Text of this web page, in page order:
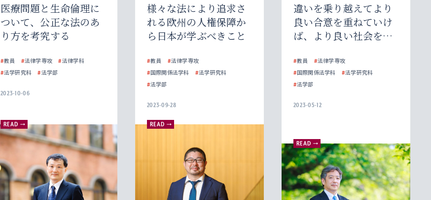
医療問題と生命倫理に
ついて、公正な法のあ
り方を考究する
#教員 #法律学専攻 #法律学科
#法学研究科 #法学部
2023-10-06
READ
様々な法により追求さ
れる欧州の人権保障か
ら日本が学ぶべきこと
#教員 #法律学専攻
#国際関係法学科 #法学研究科
#法学部
2023-09-28
READ
違いを乗り越えてより
良い合意を重ねていけ
ば、より良い社会を実
#教員 #法律学専攻
#国際関係法学科 #法学研究科
#法学部
2023-05-12
READ